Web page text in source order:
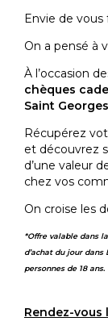
Envie de vous
On a pensé à
À l’occasion
chèques
Saint Georges
Récupérez
et découvrez
d’une valeur
chez vos
On croise les
*Offre valable dans
d’achat du jour
personnes de 18
Rendez-vous